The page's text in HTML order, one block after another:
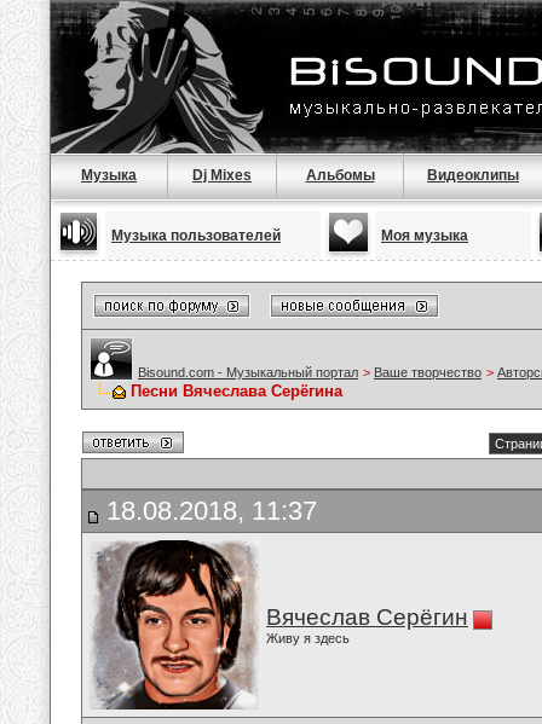
Музыка Dj Mixes Альбомы Видеоклипы
Музыка пользователей Моя музыка
Bisound.com - Музыкальный портал > Ваше творчество >
Песни Вячеслава Серёгина
18.08.2018, 11:37
Вячеслав Серёгин
Живу я здесь